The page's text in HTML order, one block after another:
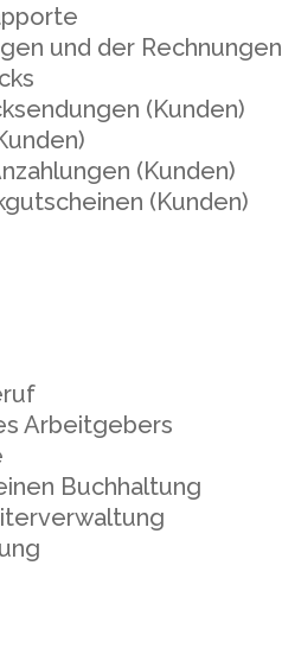
und der Rechnungen
(Kunden)
(Kunden)
(Kunden)
Arbeitgebers
Buchhaltung